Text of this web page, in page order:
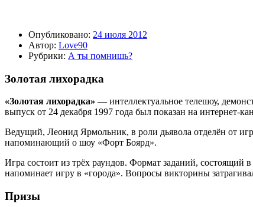
Опубликовано: 24 июля 2012
Автор: Love90
Рубрики: А ты помнишь?
Золотая лихорадка
«Золотая лихорадка» — интеллектуальное телешоу,
выпуск от 24 декабря 1997 года был показан на
Ведущий, Леонид Ярмольник, в роли дьявола отделён от
напоминающий о шоу «Форт Боярд».
Игра состоит из трёх раундов. Формат заданий,
напоминает игру в «города». Вопросы викторины
Призы